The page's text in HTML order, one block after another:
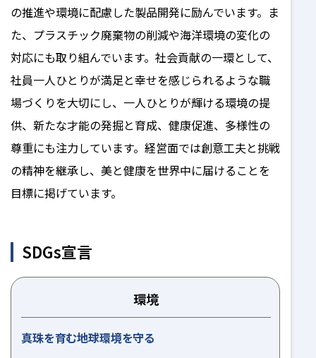
の推進や環境に配慮した製品開発に励んでいます。ま
た、プラスチック廃棄物の削減や海洋環境の変化の
対応にも取り組んでいます。社会貢献の一環として、
社員一人ひとりが満足と幸せを感じられるような職
場づくりを大切にし、一人ひとりが輝ける環境の提
供、新たな才能の発掘と育成、健康促進、多様性の
尊重にも注力しています。経営面では創意工夫と挑戦
の精神を継承し、美と健康を世界中に届けることを
目標に掲げています。
SDGs宣言
環境
真珠を育む地球環境を守る